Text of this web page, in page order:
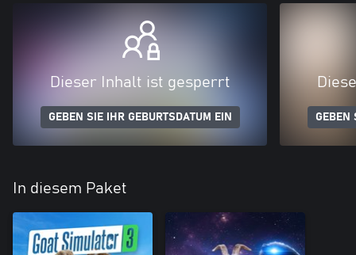
Dieser Inhalt ist gesperrt
GEBEN SIE IHR GEBURTSDATUM EIN GEBEN
In diesem Paket